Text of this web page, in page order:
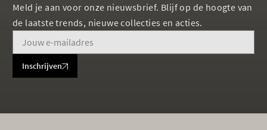
Meld je aan voor onze nieuwsbrief. Blijf op de hoogte van
de laatste trends, nieuwe collecties en acties.
Inschrijven